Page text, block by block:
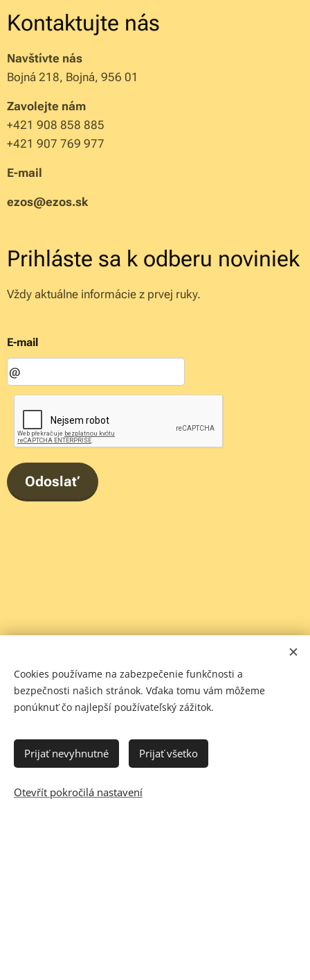
Kontaktujte nás
Navštívte nás
Bojná 218, Bojná, 956 01
Zavolejte nám
+421 908 858 885
+421 907 769 977
E-mail
ezos@ezos.sk
Prihláste sa k odberu noviniek
Vždy aktuálne informácie z prvej ruky.
E-mail
Odoslať
Cookies používame na zabezpečenie funkčnosti a
bezpečnosti našich stránok. Vďaka tomu vám môžeme
ponúknuť čo najlepší používateľský zážitok.
Prijať nevyhnutné Prijať všetko
Otevřít pokročilá nastavení